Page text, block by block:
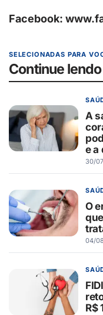
Facebook:
SELECIONADAS PARA
Continue
A
e a
30/
O
04/
R$